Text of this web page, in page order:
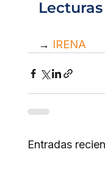
→ IRENA
Entradas